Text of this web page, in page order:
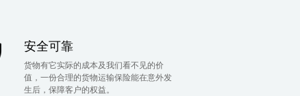
安全可靠
货物有它实际的成本及我们看不见的价
值，一份合理的货物运输保险能在意外发
生后，保障客户的权益。